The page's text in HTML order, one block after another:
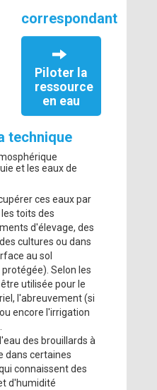
correspondant
Piloter la
ressource
en eau
technique
et les eaux de
ces eaux par
toits des
d'élevage, des
cultures ou dans
au sol
Selon les
utilisée pour le
l'abreuvement (si
encore l'irrigation
des brouillards à
dans certaines
connaissent des
d'humidité